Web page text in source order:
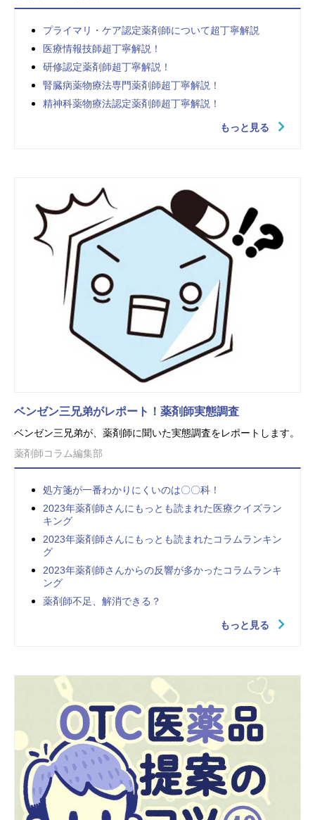
プライマリ・ケア認定薬剤師について超丁寧解説
医療情報技師超丁寧解説！
研修認定薬剤師超丁寧解説！
腎臓病薬物療法専門薬剤師超丁寧解説！
精神科薬物療法認定薬剤師超丁寧解説！
もっと見る
ベンゼン三兄弟がレポート！薬剤師実態調査
ベンゼン三兄弟が、薬剤師に聞いた実態調査をレポートします。
薬剤師コラム編集部
処方箋が一番わかりにくいのは〇〇科！
2023年薬剤師さんにもっとも読まれた医療クイズラン
キング
2023年薬剤師さんにもっとも読まれたコラムランキン
グ
2023年薬剤師さんからの反響が多かったコラムランキ
ング
薬剤師不足、解消できる？
もっと見る